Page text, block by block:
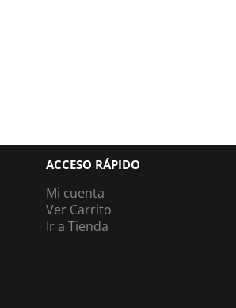
ACCESO RÁPIDO
Mi cuenta
Ver Carrito
Ir a Tienda